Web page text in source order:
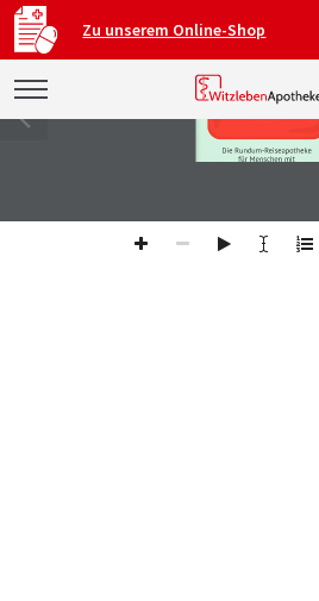
Zu unserem Online-Shop
Die Rundum-Reiseapotheke
für Menschen mit
REISE-CHECKLISTE
1 / 8